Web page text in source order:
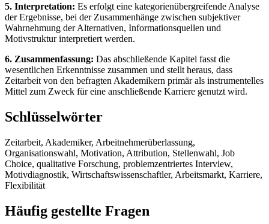
5. Interpretation: Es erfolgt eine kategorienübergreifende Analyse
der Ergebnisse, bei der Zusammenhänge zwischen subjektiver
Wahrnehmung der Alternativen, Informationsquellen und
Motivstruktur interpretiert werden.
6. Zusammenfassung: Das abschließende Kapitel fasst die
wesentlichen Erkenntnisse zusammen und stellt heraus, dass
Zeitarbeit von den befragten Akademikern primär als instrumentelles
Mittel zum Zweck für eine anschließende Karriere genutzt wird.
Schlüsselwörter
Zeitarbeit, Akademiker, Arbeitnehmerüberlassung,
Organisationswahl, Motivation, Attribution, Stellenwahl, Job
Choice, qualitative Forschung, problemzentriertes Interview,
Motivdiagnostik, Wirtschaftswissenschaftler, Arbeitsmarkt, Karriere,
Flexibilität
Häufig gestellte Fragen